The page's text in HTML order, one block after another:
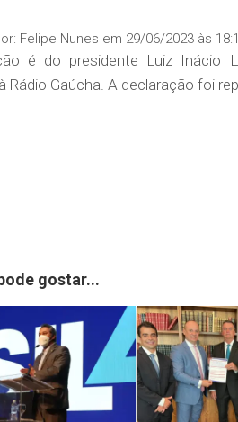
Felipe Nunes em 29/06/2023 às
é do presidente Luiz Inácio
Rádio Gaúcha. A declaração foi
gostar...